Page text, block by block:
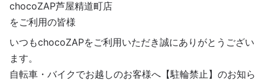
chocoZAP芦屋精道町店
をご利用の皆様
いつもchocoZAPをご利用いただき誠にありがとうござい
ます。
自転車・バイクでお越しのお客様へ【駐輪禁止】のお知ら